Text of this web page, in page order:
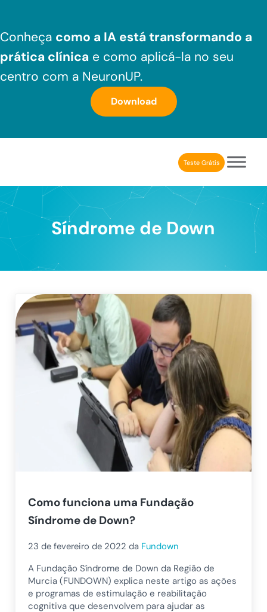
Conheça como a IA está transformando a
prática clínica e como aplicá-la no seu
centro com a NeuronUP.
Download
Aplicativo de estimulação cognitiva para profissionais
Teste Grátis
Síndrome de Down
Como funciona uma Fundação
Síndrome de Down?
23 de fevereiro de 2022 da Fundown
A Fundação Síndrome de Down da Região de
Murcia (FUNDOWN) explica neste artigo as ações
e programas de estimulação e reabilitação
cognitiva que desenvolvem para ajudar as